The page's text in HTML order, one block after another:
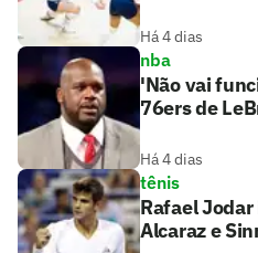
Há 4 dias
nba
'Não vai
76ers de
Há 4 dias
tênis
Rafael
Alcaraz e